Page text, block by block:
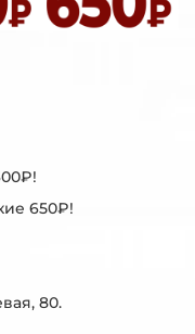
650₽!
80.